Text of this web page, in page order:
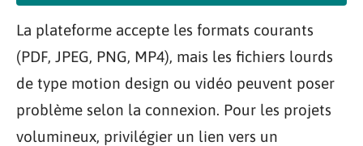
La plateforme accepte les formats courants
(PDF, JPEG, PNG, MP4), mais les fichiers lourds
de type motion design ou vidéo peuvent poser
problème selon la connexion. Pour les projets
volumineux, privilégier un lien vers un